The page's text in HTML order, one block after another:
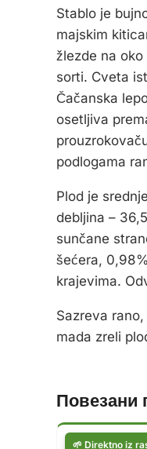
Stablo je
majskim
žlezde na
sorti. Cveta
Čačanska
osetljiva
podlogama
Plod je
debljina –
sunčane
šećera,
krajevima.
Sazreva
mada zreli
Повезани